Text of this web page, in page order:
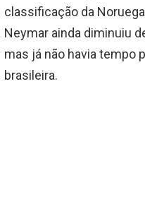
classificação da
Neymar ainda diminuiu
mas já não havia tempo
brasileira.